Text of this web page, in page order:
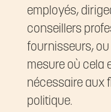
employés,
conseillers
fournisseurs,
mesure où cela
nécessaire aux
politique.